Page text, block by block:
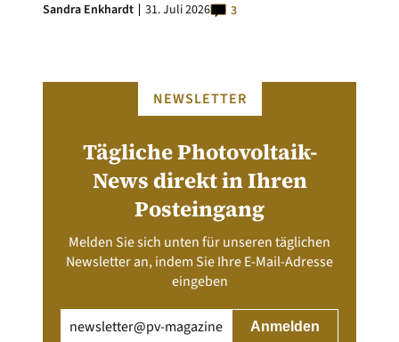
Sandra Enkhardt 31. Juli 2026 3
NEWSLETTER
Tägliche Photovoltaik-
News direkt in Ihren
Posteingang
Melden Sie sich unten für unseren täglichen
Newsletter an, indem Sie Ihre E-Mail-Adresse
eingeben
(erforderlich)